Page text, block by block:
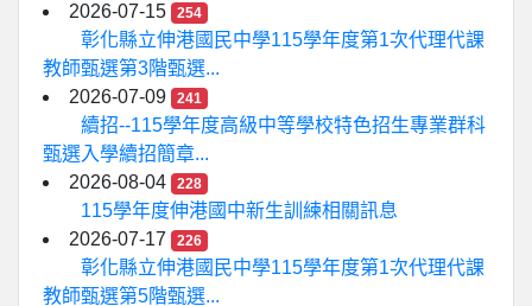
2026-07-15
254
彰化縣立伸港國民中學115學年度第1次代理代課
教師甄選第3階甄選...
2026-07-09
241
續招--115學年度高級中等學校特色招生專業群科
甄選入學續招簡章...
2026-08-04
228
115學年度伸港國中新生訓練相關訊息
2026-07-17
226
彰化縣立伸港國民中學115學年度第1次代理代課
教師甄選第5階甄選...